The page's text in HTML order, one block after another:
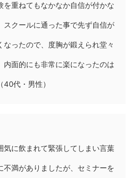
を重ねてもなかなか自信が付かな
スクールに通った事で先ず自信が
なったので、度胸が鍛えられ堂々
内面的にも非常に楽になったのは
代・男性）
気に飲まれて緊張してしまい言葉
不満がありましたが、セミナーを